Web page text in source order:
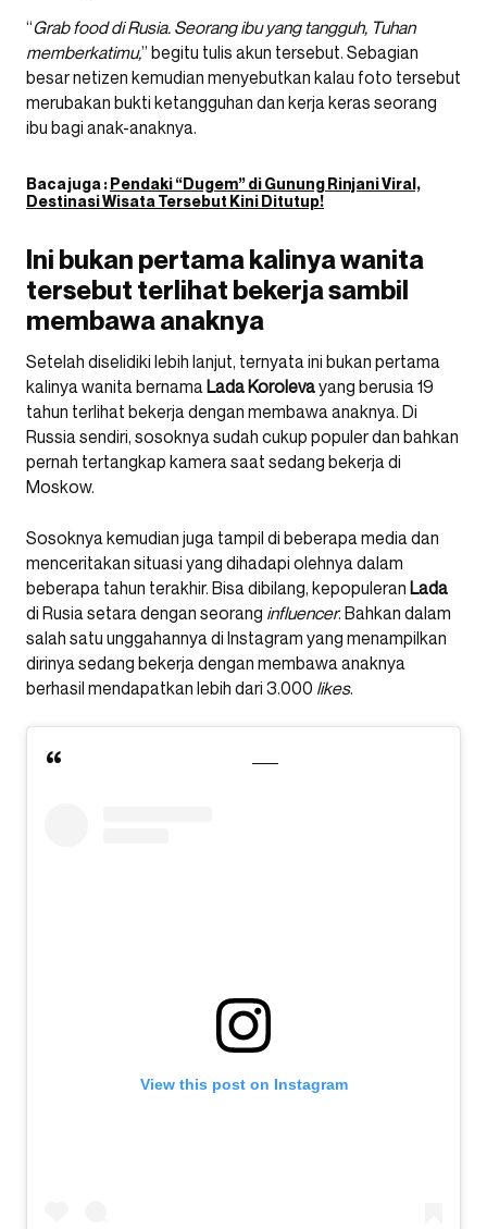
“Grab food di Rusia. Seorang ibu yang tangguh, Tuhan
memberkatimu,” begitu tulis akun tersebut. Sebagian
besar netizen kemudian menyebutkan kalau foto tersebut
merubakan bukti ketangguhan dan kerja keras seorang
ibu bagi anak-anaknya.
Baca juga :Pendaki “Dugem” di Gunung Rinjani Viral,
Destinasi Wisata Tersebut Kini Ditutup!
Ini bukan pertama kalinya wanita
tersebut terlihat bekerja sambil
membawa anaknya
Setelah diselidiki lebih lanjut, ternyata ini bukan pertama
kalinya wanita bernama Lada Korolevayang berusia 19
tahun terlihat bekerja dengan membawa anaknya. Di
Russia sendiri, sosoknya sudah cukup populer dan bahkan
pernah tertangkap kamera saat sedang bekerja di
Moskow.
Sosoknya kemudian juga tampil di beberapa media dan
menceritakan situasi yang dihadapi olehnya dalam
beberapa tahun terakhir. Bisa dibilang, kepopuleran Lada
di Rusia setara dengan seorang influencer. Bahkan dalam
salah satu unggahannya di Instagram yang menampilkan
dirinya sedang bekerja dengan membawa anaknya
berhasil mendapatkan lebih dari 3.000 likes.
View this post on Instagram